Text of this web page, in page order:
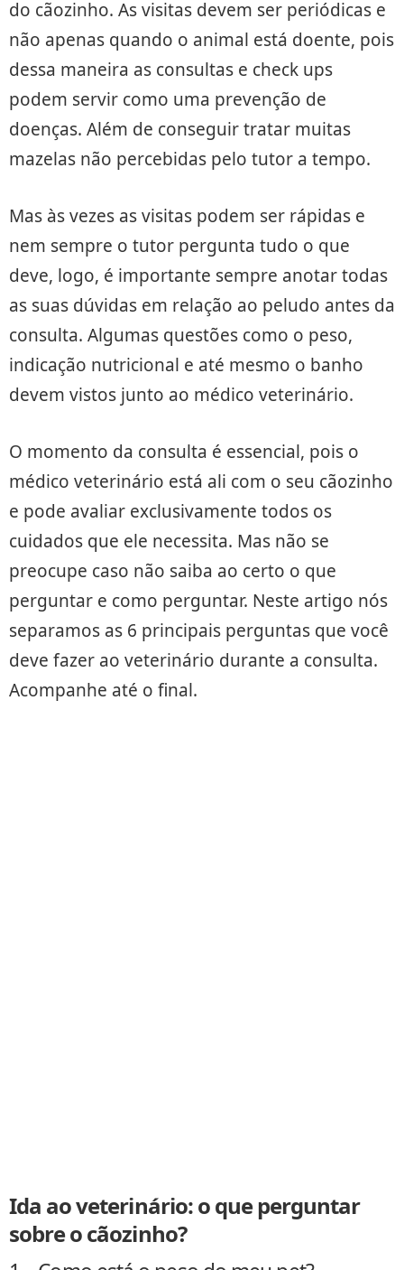
do cãozinho. As visitas devem ser periódicas e
não apenas quando o animal está doente, pois
dessa maneira as consultas e check ups
podem servir como uma prevenção de
doenças. Além de conseguir tratar muitas
mazelas não percebidas pelo tutor a tempo.
Mas às vezes as visitas podem ser rápidas e
nem sempre o tutor pergunta tudo o que
deve, logo, é importante sempre anotar todas
as suas dúvidas em relação ao peludo antes da
consulta. Algumas questões como o peso,
indicação nutricional e até mesmo o banho
devem vistos junto ao médico veterinário.
O momento da consulta é essencial, pois o
médico veterinário está ali com o seu cãozinho
e pode avaliar exclusivamente todos os
cuidados que ele necessita. Mas não se
preocupe caso não saiba ao certo o que
perguntar e como perguntar. Neste artigo nós
separamos as 6 principais perguntas que você
deve fazer ao veterinário durante a consulta.
Acompanhe até o final.
Ida ao veterinário: o que perguntar
sobre o cãozinho?